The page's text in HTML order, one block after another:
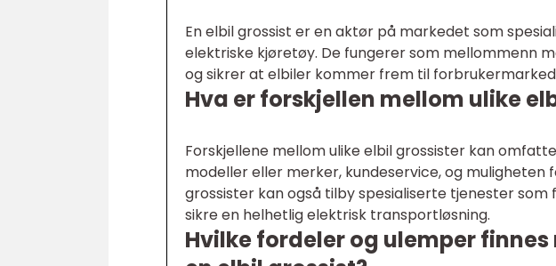
En elbil grossist er en aktør på markedet som
elektriske kjøretøy. De fungerer som mellommenn
og sikrer at elbiler kommer frem til
Hva er forskjellen mellom ulike
Forskjellene mellom ulike elbil grossister kan
modeller eller merker, kundeservice, og muligheten
grossister kan også tilby spesialiserte tjenester
sikre en helhetlig elektrisk transportløsning.
Hvilke fordeler og ulemper